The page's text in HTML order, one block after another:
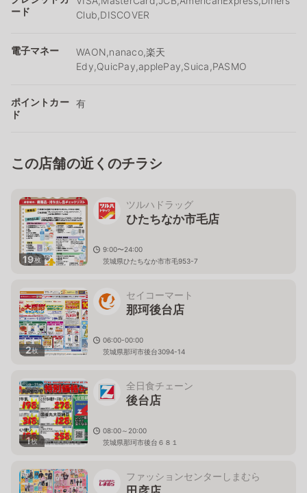
ード
Club,DISCOVER
電子マネー
WAON,nanaco,楽天
Edy,QuicPay,applePay,Suica,PASMO
ポイントカー
ド
有
この店舗の近くのチラシ
19枚
ツルハドラッグ
ひたちなか市毛店
9:00〜24:00
茨城県ひたちなか市市毛953-7
2枚
セイコーマート
那珂後台店
06:00-00:00
茨城県那珂市後台3094-14
1枚
全日食チェーン
後台店
08:00～20:00
茨城県那珂市後台６８１
ファッションセンターしまむら